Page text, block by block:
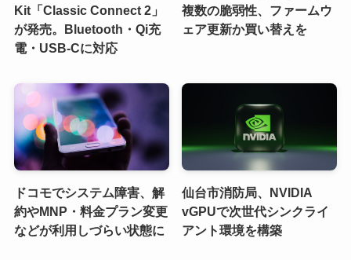
Kit「Classic Connect 2」
が発売。Bluetooth・Qi充
電・USB-Cに対応
複数の脆弱性、ファームウ
ェア更新か買い替えを
ドコモでシステム障害、解
約やMNP・料金プラン変更
などが利用しづらい状態に
仙台市消防局、NVIDIA
vGPUで次世代シンクライ
アント環境を構築